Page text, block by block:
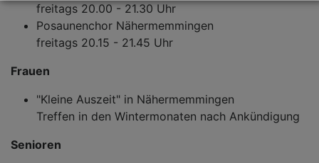
freitags 20.00 - 21.30 Uhr
Posaunenchor Nähermemmingen
freitags 20.15 - 21.45 Uhr
Frauen
"Kleine Auszeit" in Nähermemmingen
Treffen in den Wintermonaten nach Ankündigung
Senioren